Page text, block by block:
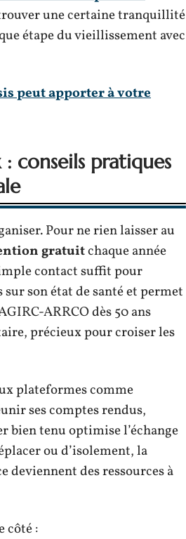
une certaine tranquillité
étape du vieillissement avec
peut apporter à votre
conseils pratiques
Pour ne rien laisser au
gratuitchaque année
contact suffit pour
son état de santé et permet
ARRCO dès 50 ans
précieux pour croiser les
plateformes comme
ses comptes rendus,
bien tenu optimise l’échange
ou d’isolement, la
deviennent des ressources à
côté :